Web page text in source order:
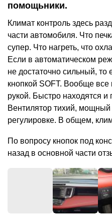
помощьники.
Климат контроль здесь
части автомобиля. Что
супер. Что нагреть, что
Если в автоматическом
не достаточно сильный, то
кнопкой SOFT. Вообще все
рукой. Быстро находятся и
Вентилятор тихий,
регулировке. В общем,
По вопросу кнопок под
назад в основной части